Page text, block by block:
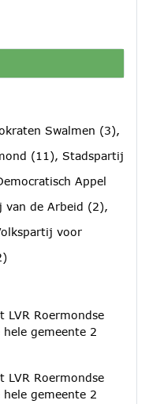
Swalmen (3),
(11), Stadspartij
Appel
van de Arbeid (2),
voor
LVR Roermondse
gemeente 2
LVR Roermondse
gemeente 2